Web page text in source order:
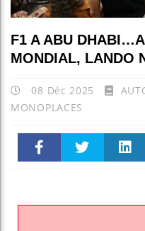
F1 A ABU
MONDIAL, LANDO
08 Déc 2025
MONOPLACES
k